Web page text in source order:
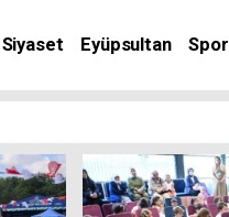
Siyaset Eyüpsultan Spor